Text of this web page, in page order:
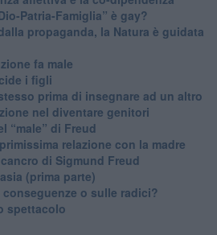
Patria-Famiglia” è gay?
propaganda, la Natura è guidata
fa male
i figli
prima di insegnare ad un altro
nel diventare genitori
“male” di Freud
relazione con la madre
di Sigmund Freud
(prima parte)
o sulle radici?
spettacolo